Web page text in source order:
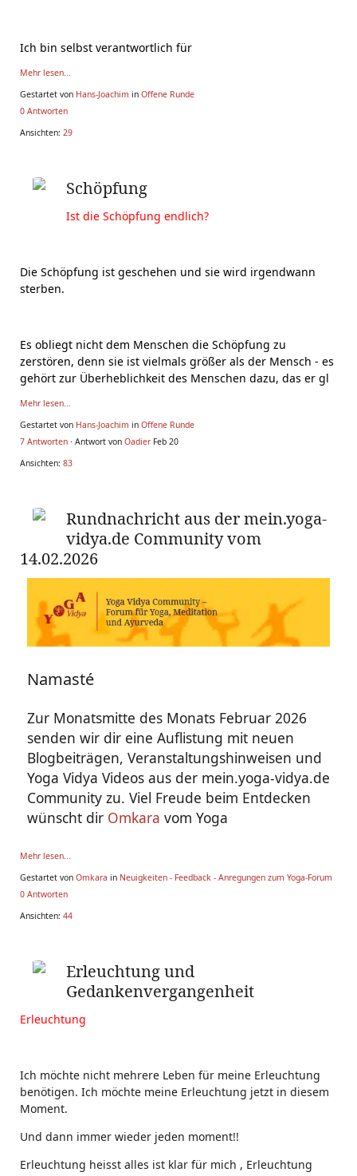
Ich bin selbst verantwortlich für
Mehr lesen...
Gestartet von Hans-Joachim in Offene Runde
0 Antworten
Ansichten: 29
Schöpfung
Ist die Schöpfung endlich?
Die Schöpfung ist geschehen und sie wird irgendwann
sterben.
Es obliegt nicht dem Menschen die Schöpfung zu
zerstören, denn sie ist vielmals größer als der Mensch - es
gehört zur Überheblichkeit des Menschen dazu, das er gl
Mehr lesen...
Gestartet von Hans-Joachim in Offene Runde
7 Antworten · Antwort von Oadier Feb 20
Ansichten: 83
Rundnachricht aus der mein.yoga-
vidya.de Community vom
14.02.2026
Namasté
Zur Monatsmitte des Monats Februar 2026
senden wir dir eine Auflistung mit neuen
Blogbeiträgen, Veranstaltungshinweisen und
Yoga Vidya Videos aus der mein.yoga-vidya.de
Community zu. Viel Freude beim Entdecken
wünscht dir Omkara vom Yoga
Mehr lesen...
Gestartet von Omkara in Neuigkeiten - Feedback - Anregungen zum Yoga-Forum
0 Antworten
Ansichten: 44
Erleuchtung und
Gedankenvergangenheit
Erleuchtung
Ich möchte nicht mehrere Leben für meine Erleuchtung
benötigen. Ich möchte meine Erleuchtung jetzt in diesem
Moment.
Und dann immer wieder jeden moment!!
Erleuchtung heisst alles ist klar für mich , Erleuchtung